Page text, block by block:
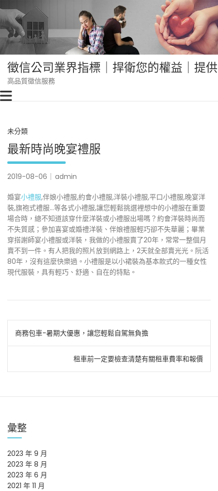
to
content
徵信公司業界指標｜捍衛您的權益｜提
高品質徵信服務
未分類
最新時尚晚宴禮服
2019-08-06 admin
婚宴小禮服,伴娘小禮服,約會小禮服,洋裝小禮服,平口小禮服,晚宴洋
裝,旗袍式禮服…等各式小禮服,讓您輕鬆挑選裡想中的小禮服在重要
場合時，總不知道該穿什麼洋裝或小禮服出場嗎？約會洋裝時尚而
不失質感；參加喜宴或婚禮洋裝、伴娘禮服輕巧卻不失華麗；畢業
穿搭謝師宴小禮服或洋裝，我做的小禮服賣了20年，常常一整個月
賣不到一件。有人把我的照片放到網路上，2天就全部賣光光。阮活
80年，沒有這麼快樂過。小禮服是以小裙裝為基本款式的一種女性
現代服裝，具有輕巧、舒適、自在的特點。
文
章
導
覽
商務包車-暑期大優惠，讓您輕鬆自駕無負擔
租車前一定要檢查清楚有關租車費率和報價
彙整
2023 年 9 月
2023 年 8 月
2023 年 6 月
2021 年 11 月